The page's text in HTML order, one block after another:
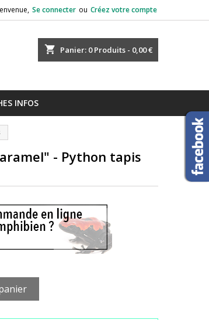
Se connecter ou Créez votre compte
shopping_cart Panier: 0Produits - 0,00 €
INFOS
- Python tapis